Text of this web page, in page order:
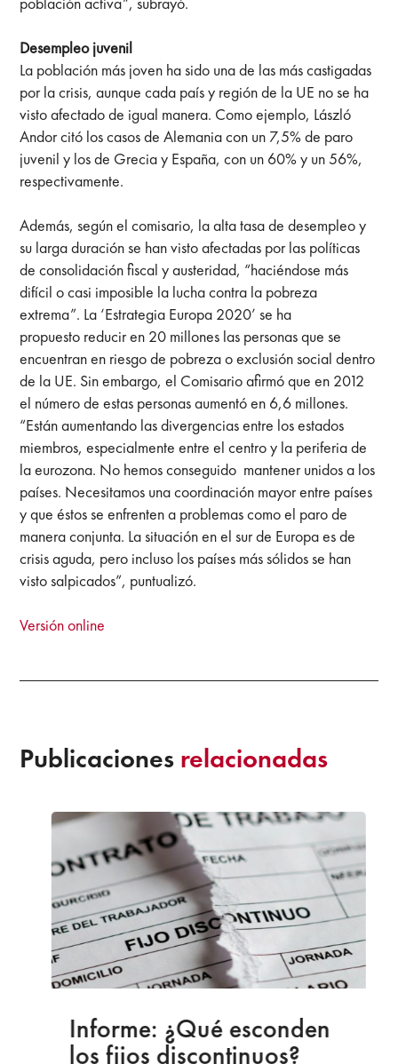
Desempleo juvenil
La población más joven ha sido una de las más castigadas
por la crisis, aunque cada país y región de la UE no se ha
visto afectado de igual manera. Como ejemplo, László
Andor citó los casos de Alemania con un 7,5% de paro
juvenil y los de Grecia y España, con un 60% y un 56%,
respectivamente.
Además, según el comisario, la alta tasa de desempleo y
su larga duración se han visto afectadas por las políticas
de consolidación fiscal y austeridad, “haciéndose más
difícil o casi imposible la lucha contra la pobreza
extrema”. La ‘Estrategia Europa 2020’ se ha
propuesto reducir en 20 millones las personas que se
encuentran en riesgo de pobreza o exclusión social dentro
de la UE. Sin embargo, el Comisario afirmó que en 2012
el número de estas personas aumentó en 6,6 millones.
“Están aumentando las divergencias entre los estados
miembros, especialmente entre el centro y la periferia de
la eurozona. No hemos conseguido mantener unidos a los
países. Necesitamos una coordinación mayor entre países
y que éstos se enfrenten a problemas como el paro de
manera conjunta. La situación en el sur de Europa es de
crisis aguda, pero incluso los países más sólidos se han
visto salpicados”, puntualizó.
Versión online
Publicaciones relacionadas
Informe: ¿Qué esconden
los fijos discontinuos?